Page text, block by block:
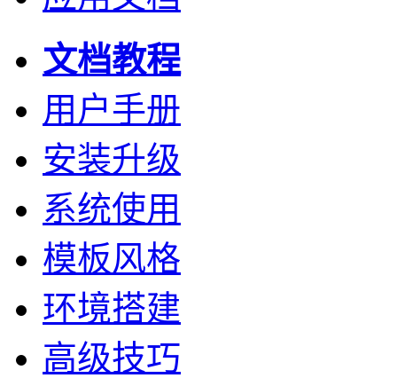
文档教程
用户手册
安装升级
系统使用
模板风格
环境搭建
高级技巧